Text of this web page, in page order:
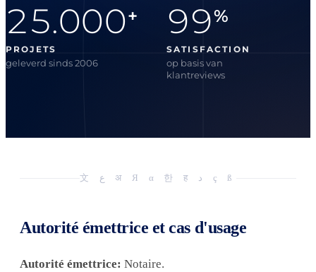
25.000+
PROJETS
geleverd sinds 2006
99%
SATISFACTION
op basis van
klantreviews
文 ع अ Я α 한 ह د ç ß
Autorité émettrice et cas d'usage
Autorité émettrice: Notaire.